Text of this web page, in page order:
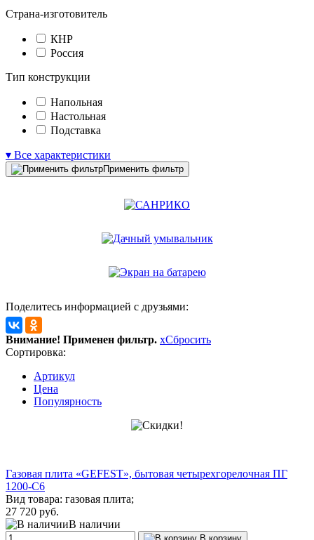
Страна-изготовитель
КНР
Россия
Тип конструкции
Напольная
Настольная
Подставка
▾ Все характеристики
Применить фильтр
Поделитесь информацией с друзьями:
Внимание! Применен фильтр. xСбросить
Сортировка:
Артикул
Цена
Популярность
Газовая плита «GEFEST», бытовая четырехгорелочная ПГ
1200-С6
Вид товара: газовая плита;
27 720 руб.
В наличии